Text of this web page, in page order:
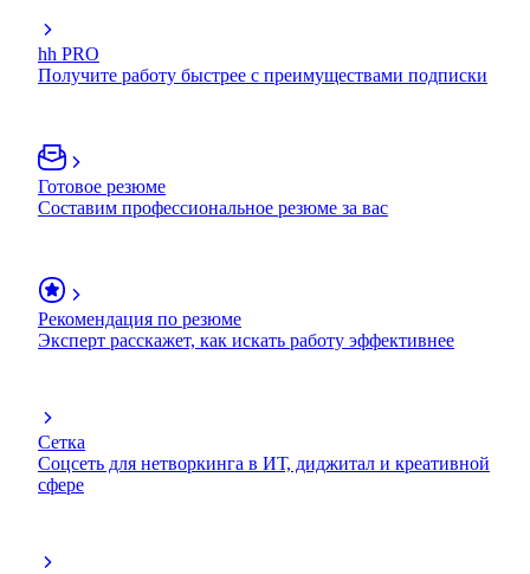
hh PRO
Получите работу быстрее с преимуществами подписки
Готовое резюме
Составим профессиональное резюме за вас
Рекомендация по резюме
Эксперт расскажет, как искать работу эффективнее
Сетка
Соцсеть для нетворкинга в ИТ, диджитал и креативной
сфере